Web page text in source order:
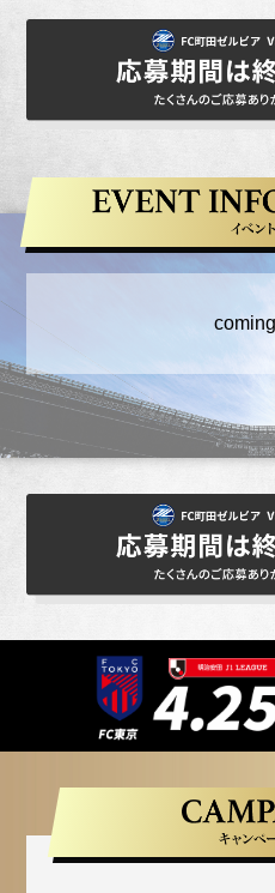
格・当選資格を取り
賞品のオークション
断りいたします。
問い合わせにはお答
キャンペーン主催者
株式会社ゼルビア
本キャンペーンに関す
「【0413浦和戦】1万
と記載の上、下記フォ
さい。
https://www.zelvia.co.jp/